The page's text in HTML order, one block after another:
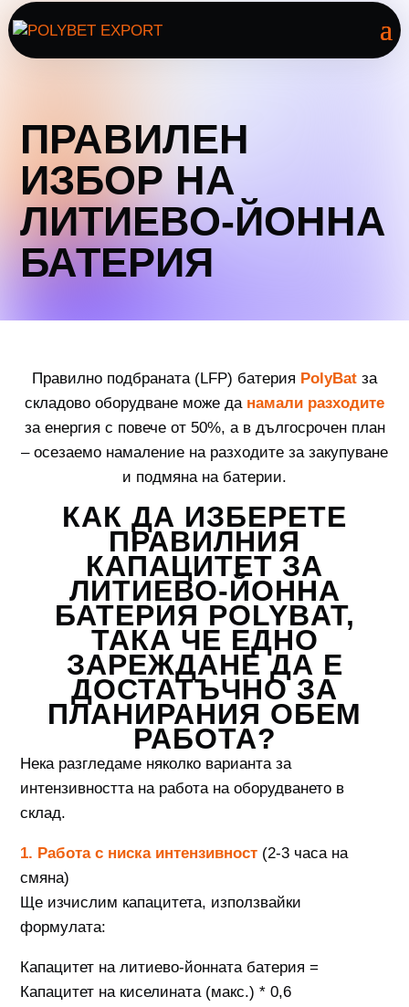
ПРАВИЛЕН
ИЗБОР НА
ЛИТИЕВО-ЙОННА
БАТЕРИЯ
Правилно подбраната (LFP) батерия PolyBat за
складово оборудване може да намали разходите
за енергия с повече от 50%, а в дългосрочен план
– осезаемо намаление на разходите за закупуване
и подмяна на батерии.
КАК ДА ИЗБЕРЕТЕ
ПРАВИЛНИЯ
КАПАЦИТЕТ ЗА
ЛИТИЕВО-ЙОННА
БАТЕРИЯ POLYBAT,
ТАКА ЧЕ ЕДНО
ЗАРЕЖДАНЕ ДА Е
ДОСТАТЪЧНО ЗА
ПЛАНИРАНИЯ ОБЕМ
РАБОТА?
Нека разгледаме няколко варианта за
интензивността на работа на оборудването в
склад.
1. Работа с ниска интензивност (2-3 часа на
смяна)
Ще изчислим капацитета, използвайки
формулата:
Капацитет на литиево-йонната батерия =
Капацитет на киселината (макс.) * 0,6